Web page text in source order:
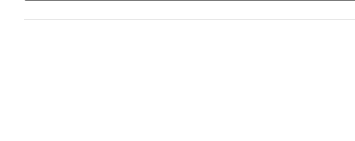
Апартаменты
Жилье
Госдума РФ